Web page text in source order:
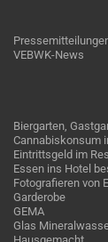
VEBWK-News
Biergarten,
Cannabiskonsum
Eintrittsgeld im
Essen ins Hotel
Fotografieren von
Garderobe
GEMA
Glas